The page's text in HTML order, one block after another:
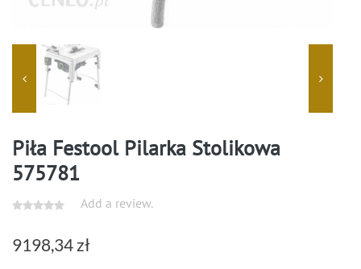
Piła Festool Pilarka Stolikowa
575781
Add a review.
9198,34 zł